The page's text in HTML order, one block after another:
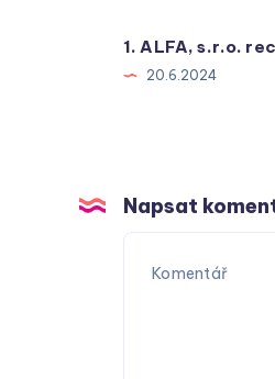
1. ALFA, s.r.o.
20.6.2024
Napsat